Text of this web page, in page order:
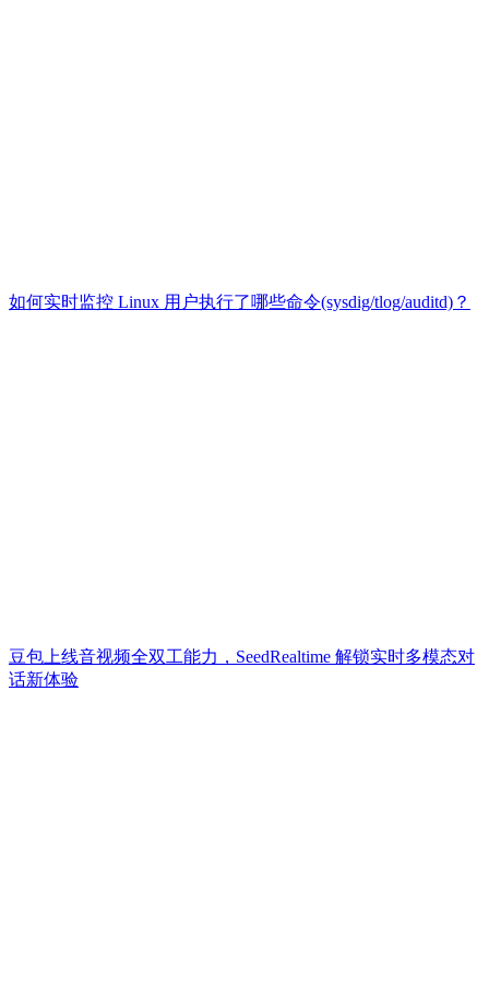
如何实时监控 Linux 用户执行了哪些命令(sysdig/tlog/auditd)？
豆包上线音视频全双工能力，SeedRealtime 解锁实时多模态对
话新体验